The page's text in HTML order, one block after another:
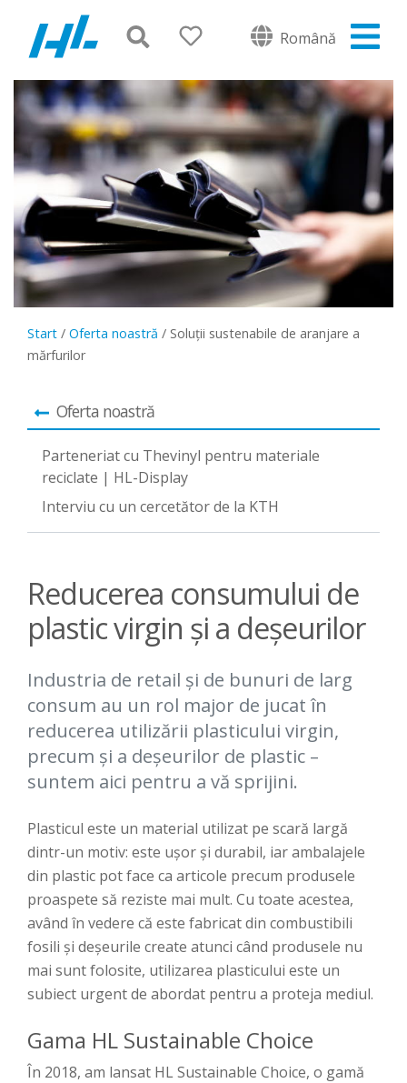
Română
Start / Oferta noastră / Soluții sustenabile de aranjare a
mărfurilor
Oferta noastră
Parteneriat cu Thevinyl pentru materiale
reciclate | HL-Display
Interviu cu un cercetător de la KTH
Reducerea consumului de
plastic virgin și a deșeurilor
Industria de retail și de bunuri de larg
consum au un rol major de jucat în
reducerea utilizării plasticului virgin,
precum și a deșeurilor de plastic –
suntem aici pentru a vă sprijini.
Plasticul este un material utilizat pe scară largă
dintr-un motiv: este ușor și durabil, iar ambalajele
din plastic pot face ca articole precum produsele
proaspete să reziste mai mult. Cu toate acestea,
având în vedere că este fabricat din combustibili
fosili și deșeurile create atunci când produsele nu
mai sunt folosite, utilizarea plasticului este un
subiect urgent de abordat pentru a proteja mediul.
Gama HL Sustainable Choice
În 2018, am lansat HL Sustainable Choice, o gamă